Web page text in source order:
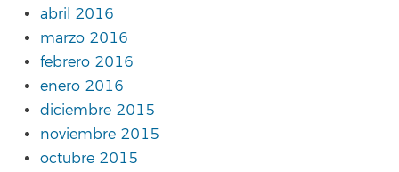
abril 2016
marzo 2016
febrero 2016
enero 2016
diciembre 2015
noviembre 2015
octubre 2015